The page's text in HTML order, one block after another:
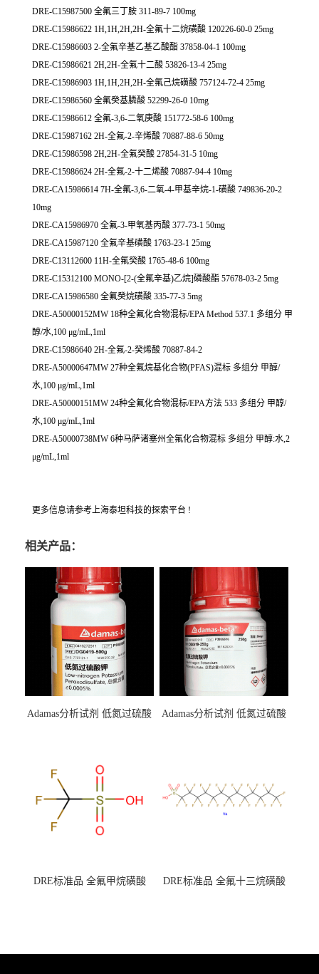
DRE-C15987500 全氟三丁胺 311-89-7 100mg
DRE-C15986622 1H,1H,2H,2H-全氟十二烷磺酸 120226-60-0 25mg
DRE-C15986603 2-全氟辛基乙基乙酸酯 37858-04-1 100mg
DRE-C15986621 2H,2H-全氟十二酸 53826-13-4 25mg
DRE-C15986903 1H,1H,2H,2H-全氟己烷磺酸 757124-72-4 25mg
DRE-C15986560 全氟癸基膦酸 52299-26-0 10mg
DRE-C15986612 全氟-3,6-二氧庚酸 151772-58-6 100mg
DRE-C15987162 2H-全氟-2-辛烯酸 70887-88-6 50mg
DRE-C15986598 2H,2H-全氟癸酸 27854-31-5 10mg
DRE-C15986624 2H-全氟-2-十二烯酸 70887-94-4 10mg
DRE-CA15986614 7H-全氟-3,6-二氧-4-甲基辛烷-1-磺酸 749836-20-2
10mg
DRE-CA15986970 全氟-3-甲氧基丙酸 377-73-1 50mg
DRE-CA15987120 全氟辛基磺酸 1763-23-1 25mg
DRE-C13112600 11H-全氟癸酸 1765-48-6 100mg
DRE-C15312100 MONO-[2-(全氟辛基)乙烷]磷酸酯 57678-03-2 5mg
DRE-CA15986580 全氟癸烷磺酸 335-77-3 5mg
DRE-A50000152MW 18种全氟化合物混标/EPA Method 537.1 多组分 甲
醇/水,100 μg/mL,1ml
DRE-C15986640 2H-全氟-2-癸烯酸 70887-84-2
DRE-A50000647MW 27种全氟烷基化合物(PFAS)混标 多组分 甲醇/
水,100 μg/mL,1ml
DRE-A50000151MW 24种全氟化合物混标/EPA方法 533 多组分 甲醇/
水,100 μg/mL,1ml
DRE-A50000738MW 6种马萨诸塞州全氟化合物混标 多组分 甲醇:水,2
μg/mL,1ml
更多信息请参考上海泰坦科技的探索平台 !
相关产品：
Adamas分析试剂 低氮过硫酸
（泰坦现货供应）
Adamas分析试剂 低氮过硫酸
DRE标准品 全氟甲烷磺酸
DRE标准品 全氟十三烷磺酸